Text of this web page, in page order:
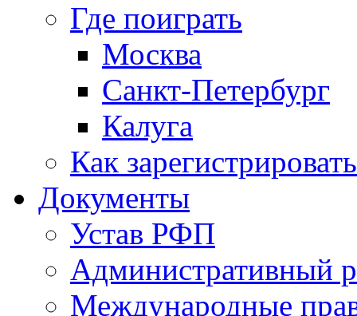
Где поиграть
Москва
Санкт-Петербург
Калуга
Как
Документы
Устав РФП
Административный
Международные